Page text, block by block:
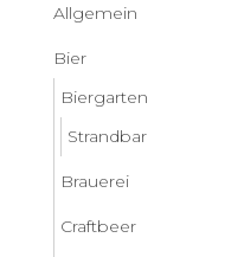
Allgemein
Bier
Biergarten
Strandbar
Brauerei
Craftbeer